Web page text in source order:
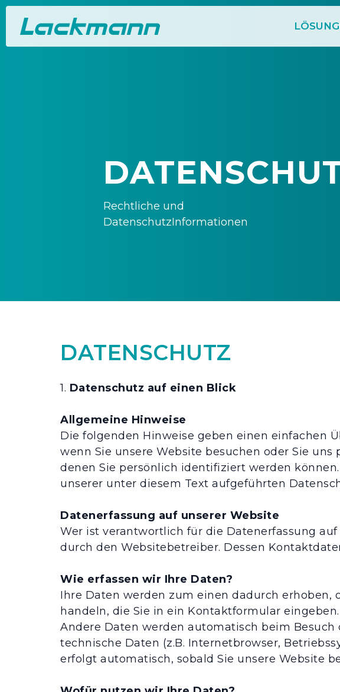
Rechtliche und
DatenschutzInformationen
DATENSCHUTZ
1. Datenschutz auf einen Blick
Allgemeine Hinweise
Die folgenden Hinweise geben einen einfachen
wenn Sie unsere Website besuchen oder Sie
denen Sie persönlich identifiziert werden
unserer unter diesem Text aufgeführten
Datenerfassung auf unserer Website
Wer ist verantwortlich für die Datenerfassung
durch den Websitebetreiber. Dessen
Wie erfassen wir Ihre Daten?
Ihre Daten werden zum einen dadurch erhoben,
handeln, die Sie in ein Kontaktformular eingeben.
Andere Daten werden automatisch beim Besuch
technische Daten (z.B. Internetbrowser,
erfolgt automatisch, sobald Sie unsere Website